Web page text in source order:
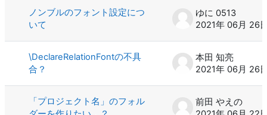
ノンブルのフォント設定につ
いて
ゆに 0513
2021年 06月 26
\DeclareRelationFontの不具
合？
本田 知亮
2021年 06月 26
「プロジェクト名」のフォル
前田 やえの